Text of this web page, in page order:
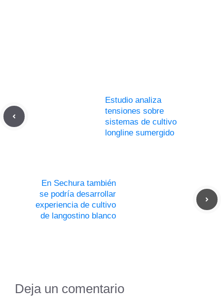
Estudio analiza
tensiones sobre
sistemas de cultivo
longline sumergido
En Sechura también
se podría desarrollar
experiencia de cultivo
de langostino blanco
Deja un comentario